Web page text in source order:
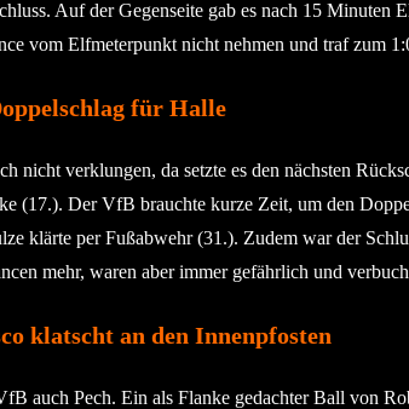
Auf der Gegenseite gab es nach 15
vom Elfmeterpunkt nicht nehmen und traf zum
für Halle
nicht verklungen, da setzte es den nächsten
(17.). Der VfB brauchte kurze Zeit, um den
klärte per Fußabwehr (31.). Zudem war der
mehr, waren aber immer gefährlich und
klatscht an den Innenpfosten
auch Pech. Ein als Flanke gedachter Ball von